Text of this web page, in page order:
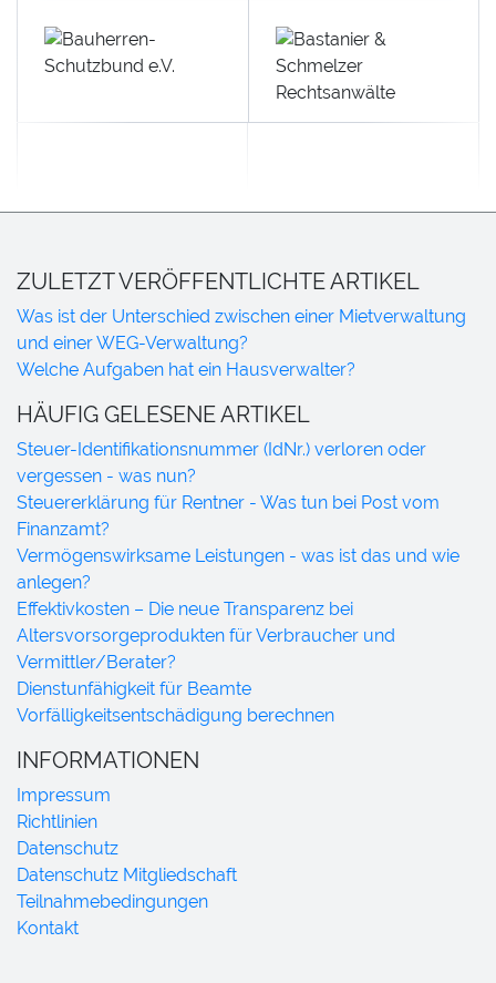
ZULETZT VERÖFFENTLICHTE ARTIKEL
Was ist der Unterschied zwischen einer Mietverwaltung
und einer WEG-Verwaltung?
Welche Aufgaben hat ein Hausverwalter?
HÄUFIG GELESENE ARTIKEL
Steuer-Identifikationsnummer (IdNr.) verloren oder
vergessen - was nun?
Steuererklärung für Rentner - Was tun bei Post vom
Finanzamt?
Vermögenswirksame Leistungen - was ist das und wie
anlegen?
Effektivkosten – Die neue Transparenz bei
Altersvorsorgeprodukten für Verbraucher und
Vermittler/Berater?
Dienstunfähigkeit für Beamte
Vorfälligkeitsentschädigung berechnen
INFORMATIONEN
Impressum
Richtlinien
Datenschutz
Datenschutz Mitgliedschaft
Teilnahmebedingungen
Kontakt